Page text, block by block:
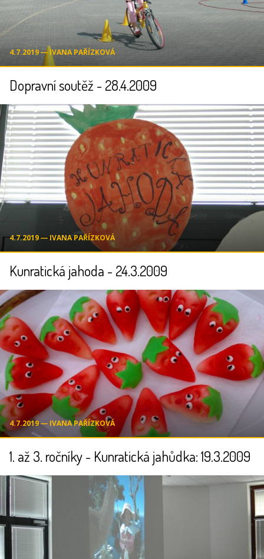
4.7.2019 ― IVANA PAŘÍZKOVÁ
Dopravní soutěž - 28.4.2009
4.7.2019 ― IVANA PAŘÍZKOVÁ
Kunratická jahoda - 24.3.2009
4.7.2019 ― IVANA PAŘÍZKOVÁ
1. až 3. ročníky - Kunratická jahůdka: 19.3.2009